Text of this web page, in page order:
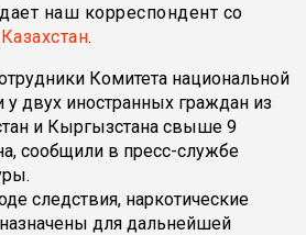
наш корреспондент со
.
Комитета национальной
у двух иностранных граждан из
и Кыргызстана свыше 9
сообщили в пресс-службе
следствия, наркотические
для дальнейшей